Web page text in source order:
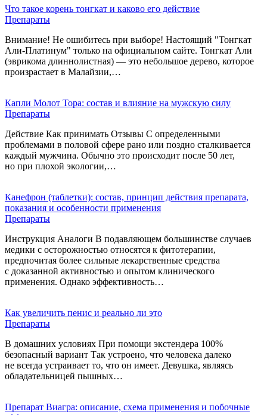
Что такое корень тонгкат и каково его действие
Препараты
Внимание! Не ошибитесь при выборе! Настоящий "Тонгкат
Али-Платинум" только на официальном сайте. Тонгкат Али
(эврикома длиннолистная) — это небольшое дерево, которое
произрастает в Малайзии,…
Капли Молот Тора: состав и влияние на мужскую силу
Препараты
Действие Как принимать Отзывы С определенными
проблемами в половой сфере рано или поздно сталкивается
каждый мужчина. Обычно это происходит после 50 лет,
но при плохой экологии,…
Канефрон (таблетки): состав, принцип действия препарата,
показания и особенности применения
Препараты
Инструкция Аналоги В подавляющем большинстве случаев
медики с осторожностью относятся к фитотерапии,
предпочитая более сильные лекарственные средства
с доказанной активностью и опытом клинического
применения. Однако эффективность…
Как увеличить пенис и реально ли это
Препараты
В домашних условиях При помощи экстендера 100%
безопасный вариант Так устроено, что человека далеко
не всегда устраивает то, что он имеет. Девушка, являясь
обладательницей пышных…
Препарат Виагра: описание, схема применения и побочные